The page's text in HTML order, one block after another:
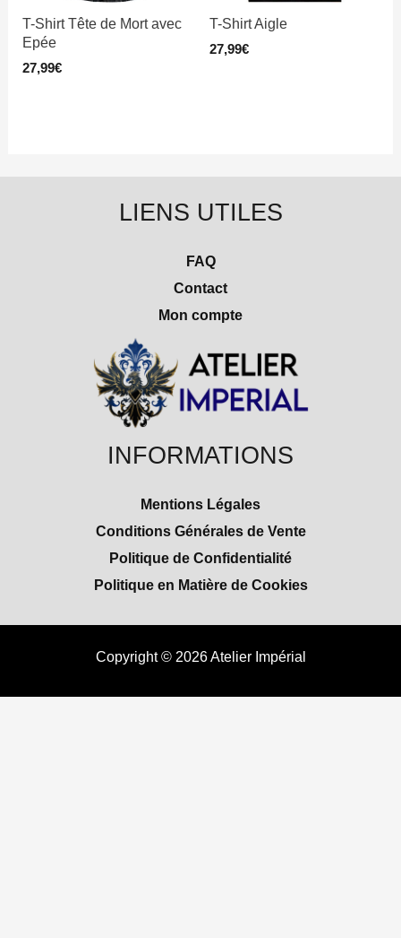
T-Shirt Tête de Mort avec
Epée
27,99€
T-Shirt Aigle
27,99€
LIENS UTILES
FAQ
Contact
Mon compte
INFORMATIONS
Mentions Légales
Conditions Générales de Vente
Politique de Confidentialité
Politique en Matière de Cookies
Copyright © 2026 Atelier Impérial